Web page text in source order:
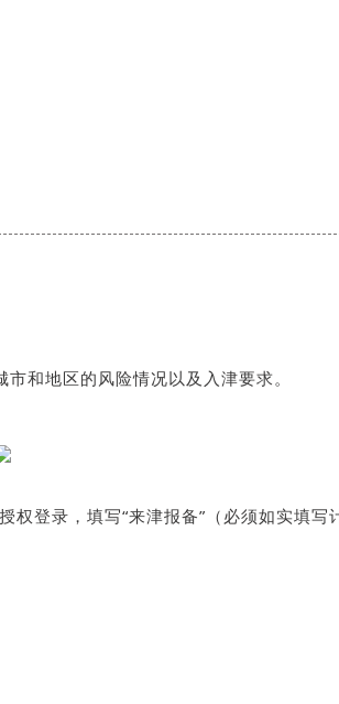
和地区的风险情况以及入津要求。
登录，填写“来津报备”（必须如实填写